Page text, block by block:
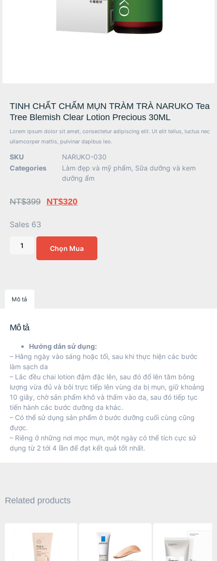
TINH CHẤT CHẤM MỤN TRÀM TRÀ NARUKO Tea
Tree Blemish Clear Lotion Precious 30ML
Lorem ipsum dolor sit amet, consectetur adipiscing elit. Ut elit tellus, luctus nec
ullamcorper mattis, pulvinar dapibus leo.
SKU
NARUKO-030
Categories
Làm đẹp và mỹ phẩm, Sữa dưỡng và kem
dưỡng ẩm
NT$399 NT$320
Sales 63
Chọn Mua
Mô tả
Mô tả
Hướng dẫn sử dụng:
– Hằng ngày vào sáng hoặc tối, sau khi thực hiện các bước
làm sạch da
– Lắc đều chai lotion đậm đặc lên, sau đó đổ lên tăm bông
lượng vừa đủ và bôi trực tiếp lên vùng da bị mụn, giữ khoảng
10 giây, chờ sản phẩm khô và thấm vào da, sau đó tiếp tục
tiến hành các bước dưỡng da khác.
– Có thể sử dụng sản phẩm ở bước dưỡng cuối cùng cũng
được.
– Riêng ở những nơi mọc mụn, một ngày có thể tích cực sử
dụng từ 2 tới 4 lần để đạt kết quả tốt nhất.
Related products